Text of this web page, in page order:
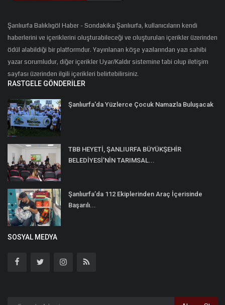
Şanlıurfa Balıklıgöl Haber - Sondakika Şanlıurfa, kullanıcıların kendi
haberlerini ve içeriklerini oluşturabileceği ve oluşturulan içerikler üzerinden
ödül alabildiği bir platformdur. Yayınlanan köşe yazılarından yazı sahibi
yazar sorumludur, diğer içerikler Uyar/Kaldır sistemine tabi olup iletişim
sayfası üzerinden ilgili içerikleri belirtebilirsiniz.
RASTGELE GÖNDERILER
Şanlıurfa'da Yüzlerce Çocuk Namazla Buluşacak
TBB HEYETİ, ŞANLIURFA BÜYÜKŞEHİR
BELEDİYESİ’NİN TARIMSAL...
Şanlıurfa’da 112 Ekiplerinden Araç İçerisinde
Başarılı...
SOSYAL MEDYA